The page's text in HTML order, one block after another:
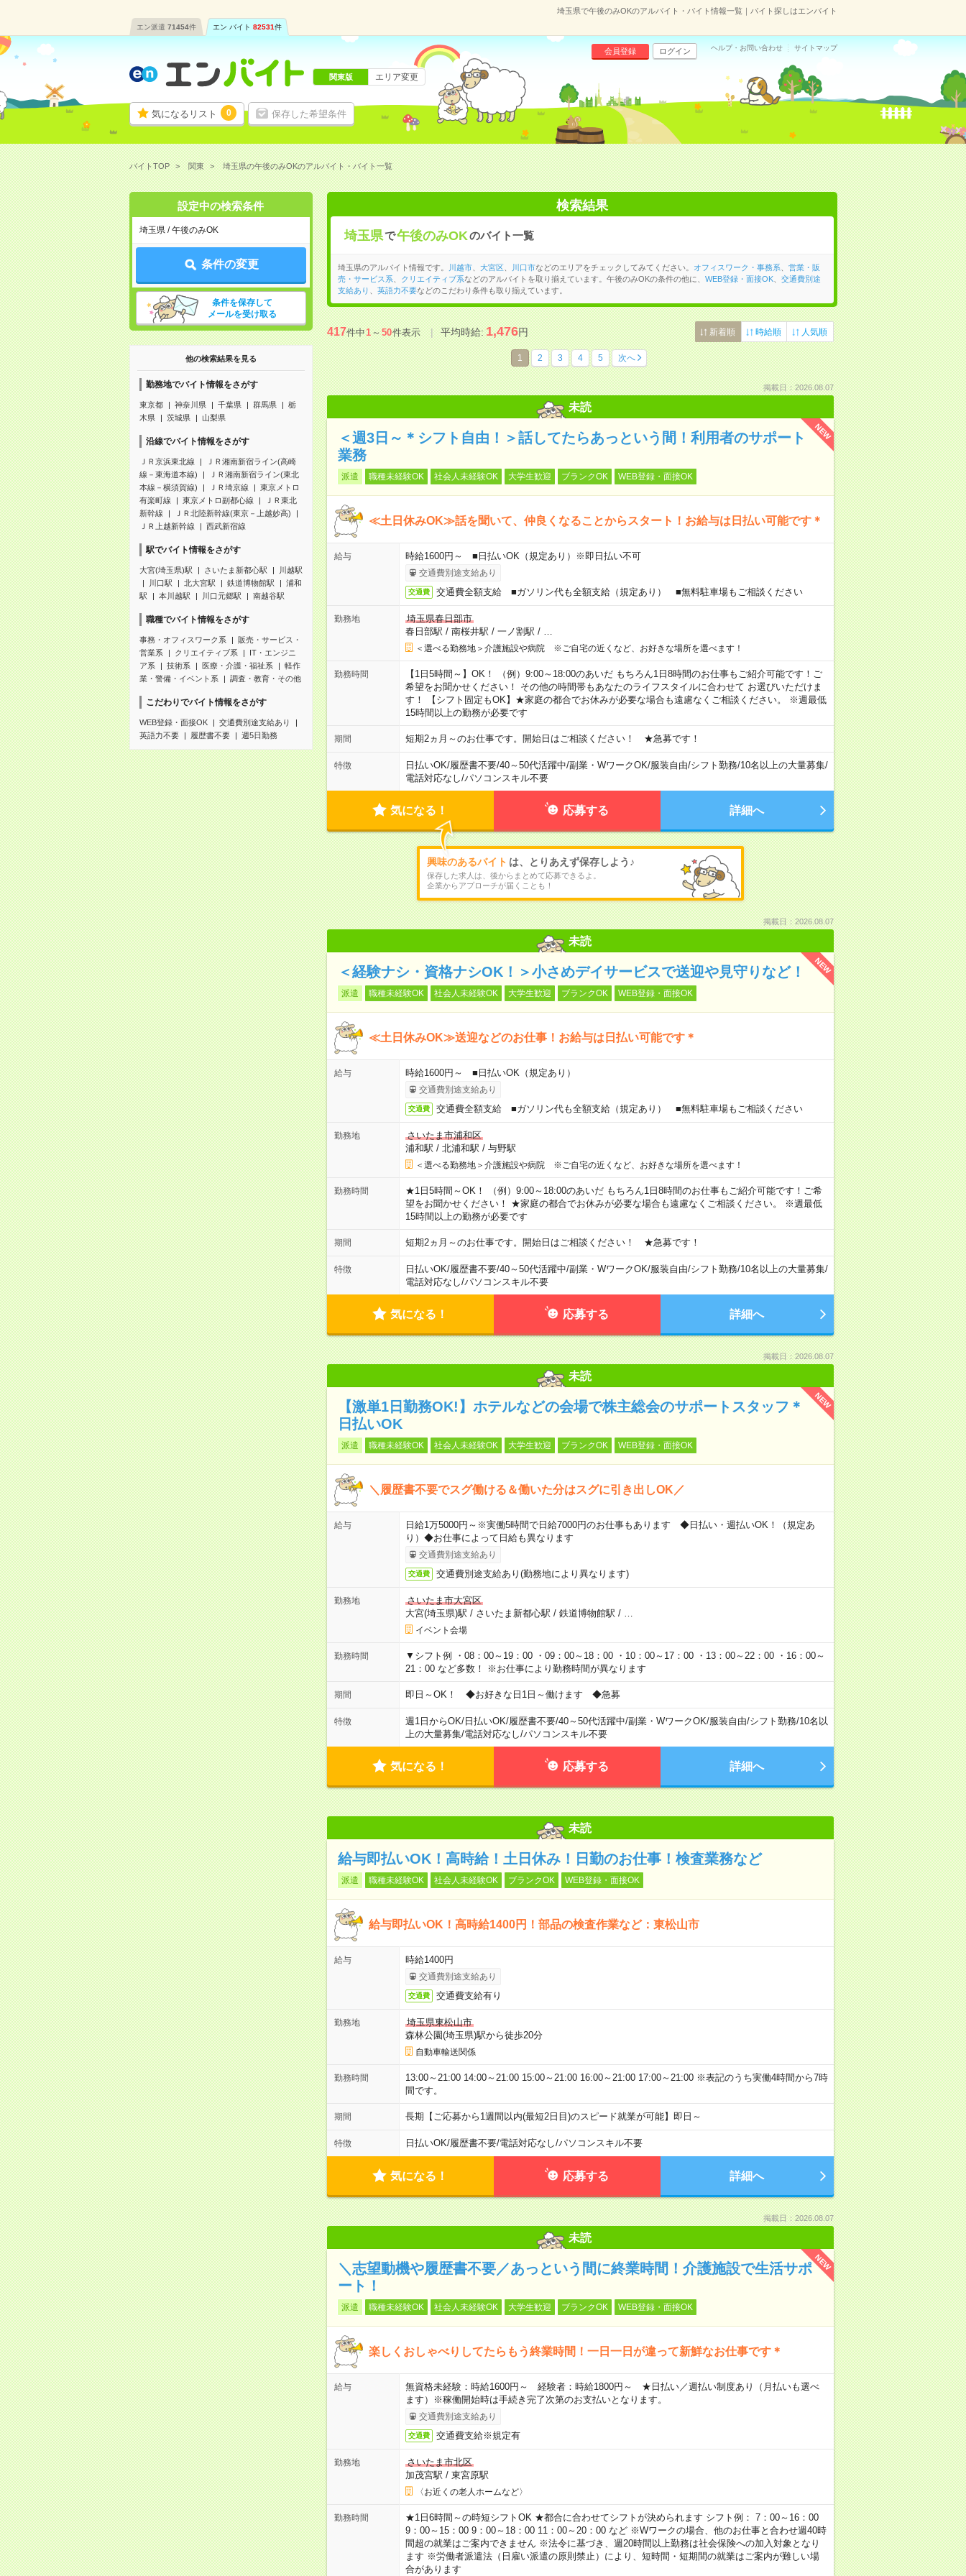
埼玉県で午後のみOKのアルバイト・バイト情報一覧｜バイト探しはエンバイト
エン派遣 71454件 エン バイト 82531件
気になるリスト 0 保存した希望条件
会員登録 ログイン ヘルプ・お問い合わせ サイトマップ
関東版 エリア変更
バイトTOP 関東 埼玉県の午後のみOKのアルバイト・バイト一覧
設定中の検索条件
埼玉県 / 午後のみOK
条件の変更
条件を保存して
メールを受け取る
他の検索結果を見る
勤務地でバイト情報をさがす
東京都 神奈川県 千葉県 群馬県
栃
木県
茨城県 山梨県
沿線でバイト情報をさがす
ＪＲ京浜東北線
ＪＲ湘南新宿ライン(高崎
線－東海道本線)
ＪＲ湘南新宿ライン(東北
本線－横須賀線)
ＪＲ埼京線
東京メトロ
有楽町線
東京メトロ副都心線
ＪＲ東北
新幹線
ＪＲ北陸新幹線(東京－上越妙高)
ＪＲ上越新幹線
西武新宿線
駅でバイト情報をさがす
大宮(埼玉県)駅 さいたま新都心駅
川越駅
川口駅
北大宮駅 鉄道博物館駅
浦和
駅
本川越駅 川口元郷駅 南越谷駅
職種でバイト情報をさがす
事務・オフィスワーク系
販売・サービス・
営業系
クリエイティブ系
IT・エンジニ
ア系
技術系 医療・介護・福祉系
軽作
業・警備・イベント系
調査・教育・その他
こだわりでバイト情報をさがす
WEB登録・面接OK
交通費別途支給あり
英語力不要
履歴書不要 週5日勤務
検索結果
埼玉県で午後のみOKのバイト一覧
埼玉県のアルバイト情報です。 川越市、 大宮区、 川口市などのエリアをチェックしてみてください。 オフィスワーク・事務系
営業・販
売・サービス系
クリエイティブ系などのアルバイトを取り揃えています。午後のみOKの条件の他に、 WEB登録・面接OK、 交通費別途
支給あり
英語力不要などのこだわり条件も取り揃えています。
417件中1～50件表示 平均時給:1,476円 新着順 時給順 人気順
1 2 3 4 5 次へ
掲載日：2026.08.07
未読
NEW
＜週3日～＊シフト自由！＞話してたらあっという間！利用者のサポート
業務
派遣 職種未経験OK 社会人未経験OK 大学生歓迎 ブランクOK WEB登録・面接OK
≪土日休みOK≫話を聞いて、仲良くなることからスタート！お給与は日払い可能です＊
給与 時給1600円～ ■日払いOK（規定あり）※即日払い不可
交通費別途支給あり
交通費 交通費全額支給 ■ガソリン代も全額支給（規定あり） ■無料駐車場もご相談ください
勤務地
埼玉県春日部市
春日部駅 / 南桜井駅 / 一ノ割駅 /
＜選べる勤務地＞介護施設や病院 ※ご自宅の近くなど、お好きな場所を選べます！
勤務時間
【1日5時間～】OK！ （例）9:00～18:00のあいだ もちろん1日8時間のお仕事もご紹介可能です！ご
希望をお聞かせください！ その他の時間帯もあなたのライフスタイルに合わせて お選びいただけま
す！ 【シフト固定もOK】★家庭の都合でお休みが必要な場合も遠慮なくご相談ください。 ※週最低
15時間以上の勤務が必要です
期間 短期2ヵ月～のお仕事です。開始日はご相談ください！ ★急募です！
特徴 日払いOK/履歴書不要/40～50代活躍中/副業・WワークOK/服装自由/シフト勤務/10名以上の大量募集/
電話対応なし/パソコンスキル不要
気になる！ 応募する 詳細へ
興味のあるバイト は、とりあえず保存しよう♪
保存した求人は、後からまとめて応募できるよ。
企業からアプローチが届くことも！
掲載日：2026.08.07
未読
NEW
＜経験ナシ・資格ナシOK！＞小さめデイサービスで送迎や見守りなど！
派遣 職種未経験OK 社会人未経験OK 大学生歓迎 ブランクOK WEB登録・面接OK
≪土日休みOK≫送迎などのお仕事！お給与は日払い可能です＊
給与 時給1600円～ ■日払いOK（規定あり）
交通費別途支給あり
交通費 交通費全額支給 ■ガソリン代も全額支給（規定あり） ■無料駐車場もご相談ください
勤務地
さいたま市浦和区
浦和駅 / 北浦和駅 / 与野駅
＜選べる勤務地＞介護施設や病院 ※ご自宅の近くなど、お好きな場所を選べます！
勤務時間
★1日5時間～OK！ （例）9:00～18:00のあいだ もちろん1日8時間のお仕事もご紹介可能です！ご希
望をお聞かせください！ ★家庭の都合でお休みが必要な場合も遠慮なくご相談ください。 ※週最低
15時間以上の勤務が必要です
期間 短期2ヵ月～のお仕事です。開始日はご相談ください！ ★急募です！
特徴 日払いOK/履歴書不要/40～50代活躍中/副業・WワークOK/服装自由/シフト勤務/10名以上の大量募集/
電話対応なし/パソコンスキル不要
気になる！ 応募する 詳細へ
掲載日：2026.08.07
未読
NEW
【激単1日勤務OK!】ホテルなどの会場で株主総会のサポートスタッフ＊
日払いOK
派遣 職種未経験OK 社会人未経験OK 大学生歓迎 ブランクOK WEB登録・面接OK
＼履歴書不要でスグ働ける＆働いた分はスグに引き出しOK／
給与
日給1万5000円～※実働5時間で日給7000円のお仕事もあります ◆日払い・週払いOK！（規定あ
り）◆お仕事によって日給も異なります
交通費別途支給あり
交通費 交通費別途支給あり(勤務地により異なります)
勤務地
さいたま市大宮区
大宮(埼玉県)駅 / さいたま新都心駅 / 鉄道博物館駅 /
イベント会場
勤務時間
▼シフト例 ・08：00～19：00 ・09：00～18：00 ・10：00～17：00 ・13：00～22：00 ・16：00～
21：00 など多数！ ※お仕事により勤務時間が異なります
期間 即日～OK！ ◆お好きな日1日～働けます ◆急募
特徴 週1日からOK/日払いOK/履歴書不要/40～50代活躍中/副業・WワークOK/服装自由/シフト勤務/10名以
上の大量募集/電話対応なし/パソコンスキル不要
気になる！ 応募する 詳細へ
未読
給与即払いOK！高時給！土日休み！日勤のお仕事！検査業務など
派遣 職種未経験OK 社会人未経験OK ブランクOK WEB登録・面接OK
給与即払いOK！高時給1400円！部品の検査作業など：東松山市
給与 時給1400円
交通費別途支給あり
交通費 交通費支給有り
勤務地
埼玉県東松山市
森林公園(埼玉県)駅から徒歩20分
自動車輸送関係
勤務時間
13:00～21:00 14:00～21:00 15:00～21:00 16:00～21:00 17:00～21:00 ※表記のうち実働4時間から7時
間です。
期間 長期【ご応募から1週間以内(最短2日目)のスピード就業が可能】即日～
特徴 日払いOK/履歴書不要/電話対応なし/パソコンスキル不要
気になる！ 応募する 詳細へ
掲載日：2026.08.07
未読
NEW
＼志望動機や履歴書不要／あっという間に終業時間！介護施設で生活サポ
ート！
派遣 職種未経験OK 社会人未経験OK 大学生歓迎 ブランクOK WEB登録・面接OK
楽しくおしゃべりしてたらもう終業時間！一日一日が違って新鮮なお仕事です＊
給与
無資格未経験：時給1600円～ 経験者：時給1800円～ ★日払い／週払い制度あり（月払いも選べ
ます）※稼働開始時は手続き完了次第のお支払いとなります。
交通費別途支給あり
交通費 交通費支給※規定有
勤務地
さいたま市北区
加茂宮駅 / 東宮原駅
〈お近くの老人ホームなど〉
勤務時間
★1日6時間～の時短シフトOK ★都合に合わせてシフトが決められます シフト例： 7：00～16：00
9：00～15：00 9：00～18：00 11：00～20：00 など ※Wワークの場合、他のお仕事と合わせ週40時
間超の就業はご案内できません ※法令に基づき、週20時間以上勤務は社会保険への加入対象となり
ます ※労働者派遣法（日雇い派遣の原則禁止）により、短時間・短期間の就業はご案内が難しい場
合があります